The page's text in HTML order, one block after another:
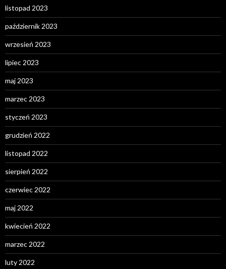
listopad 2023
październik 2023
wrzesień 2023
lipiec 2023
maj 2023
marzec 2023
styczeń 2023
grudzień 2022
listopad 2022
sierpień 2022
czerwiec 2022
maj 2022
kwiecień 2022
marzec 2022
luty 2022